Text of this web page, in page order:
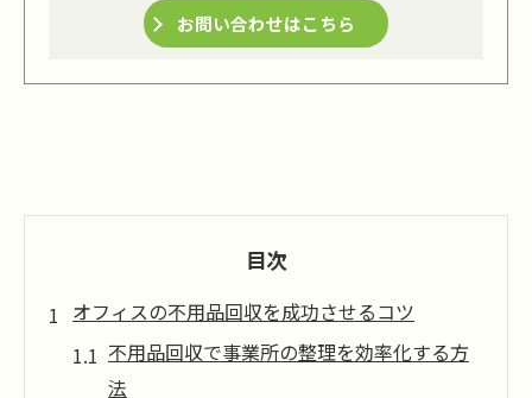
お問い合わせはこちら
目次
オフィスの不用品回収を成功させるコツ
不用品回収で事業所の整理を効率化する方
法